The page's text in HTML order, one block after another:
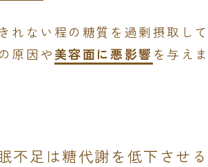
れない程の糖質を過剰摂取して
の原因や美容面に悪影響 を与えま
不足は糖代謝を低下させる